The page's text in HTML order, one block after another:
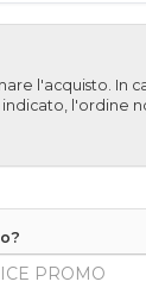
l'acquisto. In
l'ordine